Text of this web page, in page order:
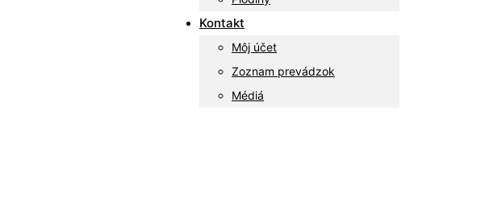
Kontakt
Môj účet
Zoznam prevádzok
Médiá